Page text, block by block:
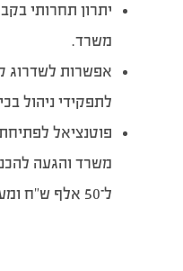
יתרון תחרותי
משרד.
אפשרות לשדרוג
לתפקידי ניהול
פוטנציאל
משרד והגעה
ל־50 אלף ש”ח ומעלה.